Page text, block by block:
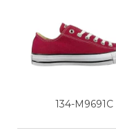
134-M9691C